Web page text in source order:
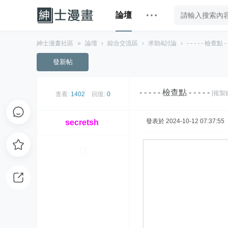
論壇
紳士漫畫社區 » 論壇 › 綜合交流區 › 求助&討論 › - - - - - 檢查點 -
發新帖
查看: 1402 回復: 0 - - - - - 檢查點 - - - - - [複製
secretsh 發表於 2024-10-12 07:37:55